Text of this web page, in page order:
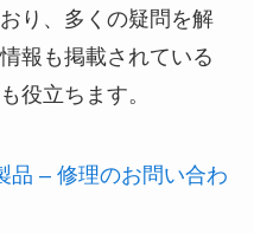
り、多くの疑問を解
報も掲載されている
役立ちます。
品 – 修理のお問い合わ